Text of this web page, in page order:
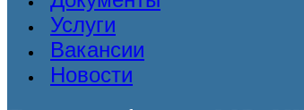
Услуги
Вакансии
Новости